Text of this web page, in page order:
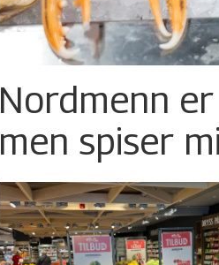
Nordmenn
men spiser